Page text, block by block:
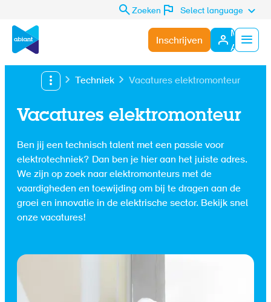
Zoeken Select language
Inschrijven
Mijn
Abiant
Techniek Vacatures elektromonteur
Vacatures elektromonteur
Ben jij een technisch talent met een passie voor
elektrotechniek? Dan ben je hier aan het juiste adres.
We zijn op zoek naar elektromonteurs met de
vaardigheden en toewijding om bij te dragen aan de
groei en innovatie in de elektrische sector. Bekijk snel
onze vacatures!